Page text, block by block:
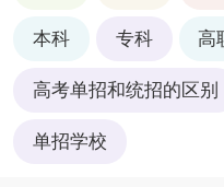
本科 专科 高
高考单招和统招的区别
单招学校